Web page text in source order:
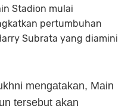
Stadion mulai
pertumbuhan
Subrata yang diamini
mengatakan, Main
tersebut akan